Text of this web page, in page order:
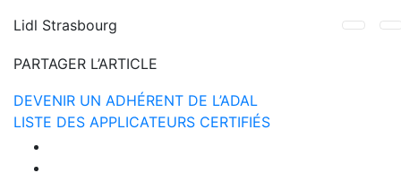
Lidl Strasbourg
PARTAGER L’ARTICLE
DEVENIR UN ADHÉRENT DE L’ADAL
LISTE DES APPLICATEURS CERTIFIÉS